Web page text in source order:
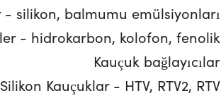
- silikon, balmumu emülsiyonları
- hidrokarbon, kolofon, fenolik
Kauçuk bağlayıcılar
Silikon Kauçuklar - HTV, RTV2, RTV